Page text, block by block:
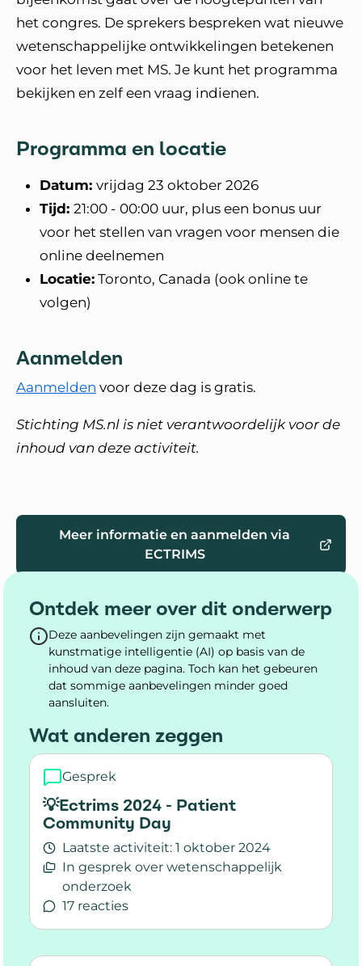
het congres. De sprekers bespreken wat nieuwe
wetenschappelijke ontwikkelingen betekenen
voor het leven met MS. Je kunt het programma
bekijken en zelf een vraag indienen.
Programma en locatie
Datum: vrijdag 23 oktober 2026
Tijd: 21:00 - 00:00 uur, plus een bonus uur
voor het stellen van vragen voor mensen die
online deelnemen
Locatie: Toronto, Canada (ook online te
volgen)
Aanmelden
Aanmelden voor deze dag is gratis.
Stichting MS.nl is niet verantwoordelijk voor de
inhoud van deze activiteit.
Meer informatie en aanmelden via
ECTRIMS
Ontdek meer over dit onderwerp
Deze aanbevelingen zijn gemaakt met
kunstmatige intelligentie (AI) op basis van de
inhoud van deze pagina. Toch kan het gebeuren
dat sommige aanbevelingen minder goed
aansluiten.
Wat anderen zeggen
Gesprek
💡Ectrims 2024 - Patient
Community Day
Laatste activiteit: 1 oktober 2024
In gesprek over wetenschappelijk
onderzoek
17 reacties
Lees meer over 💡Ectrims 2024 - Patient